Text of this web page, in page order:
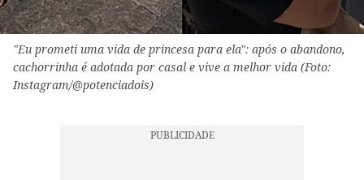
"Eu prometi uma vida de princesa para ela": após o abandono,
cachorrinha é adotada por casal e vive a melhor vida (Foto:
Instagram/@potenciadois)